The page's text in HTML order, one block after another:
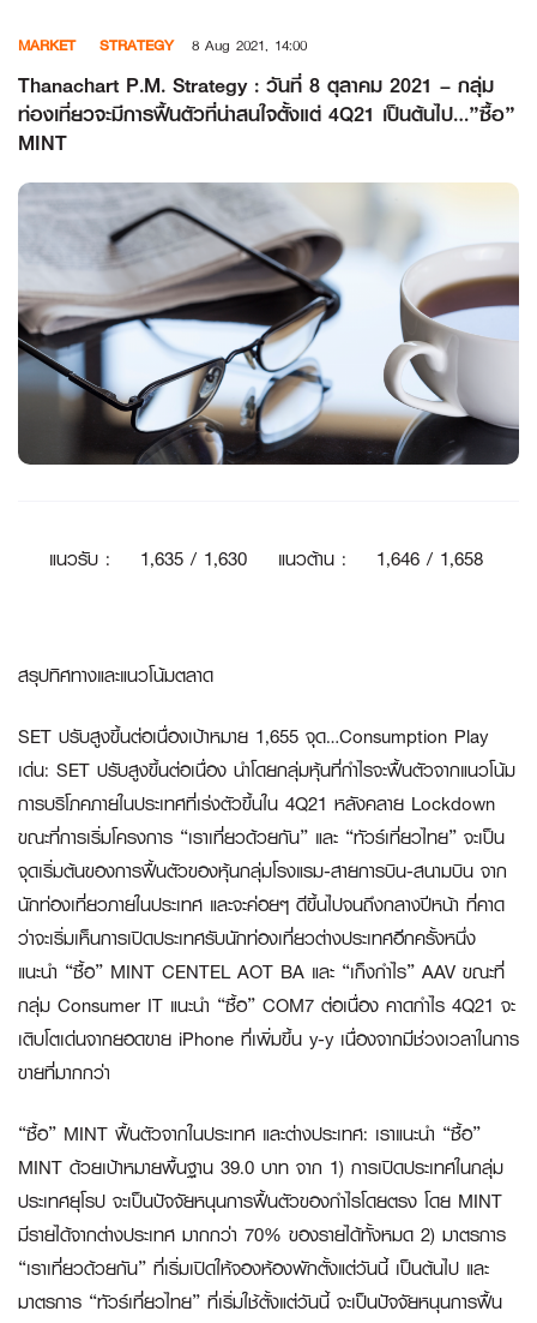
content
MARKET STRATEGY 8 Aug 2021, 14:00
Thanachart P.M. Strategy : วันที่ 8 ตุลาคม 2021 – กลุ่ม
ท่องเที่ยวจะมีการฟื้นตัวที่น่าสนใจตั้งแต่ 4Q21 เป็นต้นไป…”ซื้อ”
MINT
แนวรับ: 1,635 / 1,630 แนวต้าน : 1,646 / 1,658
สรุปทิศทางและแนวโน้มตลาด
SET ปรับสูงขึ้นต่อเนื่องเป้าหมาย 1,655 จุด…Consumption Play
เด่น: SET ปรับสูงขึ้นต่อเนื่อง นำโดยกลุ่มหุ้นที่กำไรจะฟื้นตัวจากแนวโน้ม
การบริโภคภายในประเทศที่เร่งตัวขึ้นใน 4Q21 หลังคลาย Lockdown
ขณะที่การเริ่มโครงการ “เราเที่ยวด้วยกัน” และ “ทัวร์เที่ยวไทย” จะเป็น
จุดเริ่มต้นของการฟื้นตัวของหุ้นกลุ่มโรงแรม-สายการบิน-สนามบิน จาก
นักท่องเที่ยวภายในประเทศ และจะค่อยๆ ดีขึ้นไปจนถึงกลางปีหน้า ที่คาด
ว่าจะเริ่มเห็นการเปิดประเทศรับนักท่องเที่ยวต่างประเทศอีกครั้งหนึ่ง
แนะนำ “ซื้อ” MINT CENTEL AOT BA และ “เก็งกำไร” AAV ขณะที่
กลุ่ม Consumer IT แนะนำ “ซื้อ” COM7 ต่อเนื่อง คาดกำไร 4Q21 จะ
เติบโตเด่นจากยอดขาย iPhone ที่เพิ่มขึ้น y-y เนื่องจากมีช่วงเวลาในการ
ขายที่มากกว่า
“ซื้อ” MINT ฟื้นตัวจากในประเทศ และต่างประเทศ: เราแนะนำ “ซื้อ”
MINT ด้วยเป้าหมายพื้นฐาน 39.0 บาท จาก 1) การเปิดประเทศในกลุ่ม
ประเทศยุโรป จะเป็นปัจจัยหนุนการฟื้นตัวของกำไรโดยตรง โดย MINT
มีรายได้จากต่างประเทศ มากกว่า 70% ของรายได้ทั้งหมด 2) มาตรการ
“เราเที่ยวด้วยกัน” ที่เริ่มเปิดให้จองห้องพักตั้งแต่วันนี้ เป็นต้นไป และ
มาตรการ “ทัวร์เที่ยวไทย” ที่เริ่มใช้ตั้งแต่วันนี้ จะเป็นปัจจัยหนุนการฟื้น